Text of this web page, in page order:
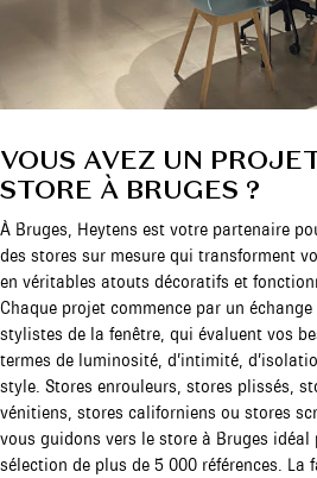
VOUS AVEZ UN
STORE À BRUGES ?
À Bruges, Heytens est votre partenaire
des stores sur mesure qui transforment
en véritables atouts décoratifs et
Chaque projet commence par un échange
stylistes de la fenêtre, qui évaluent vos
termes de luminosité, d’intimité,
style. Stores enrouleurs, stores plissés,
vénitiens, stores californiens ou stores
vous guidons vers le store à Bruges idéal
sélection de plus de 5 000 références. La